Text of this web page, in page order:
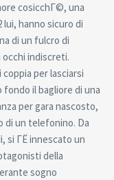
cosicchГ©, una
lui, hanno sicuro di
di un fulcro di
indiscreti.
per lasciarsi
il bagliore di una
per gara nascosto,
di un telefonino. Da
si ГЁ innescato un
della
sogno